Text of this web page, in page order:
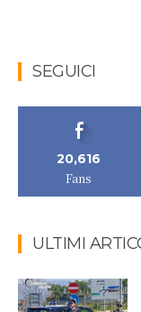
SEGUICI
20,616
Fans
ULTIMI